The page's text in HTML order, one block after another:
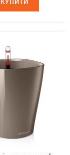
КУПИТИ
КУПИТИ